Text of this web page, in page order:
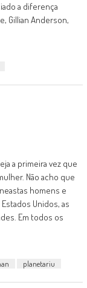
a diferença
Gillian Anderson,
a primeira vez que
Não acho que
homens e
Unidos, as
Em todos os
planetariu